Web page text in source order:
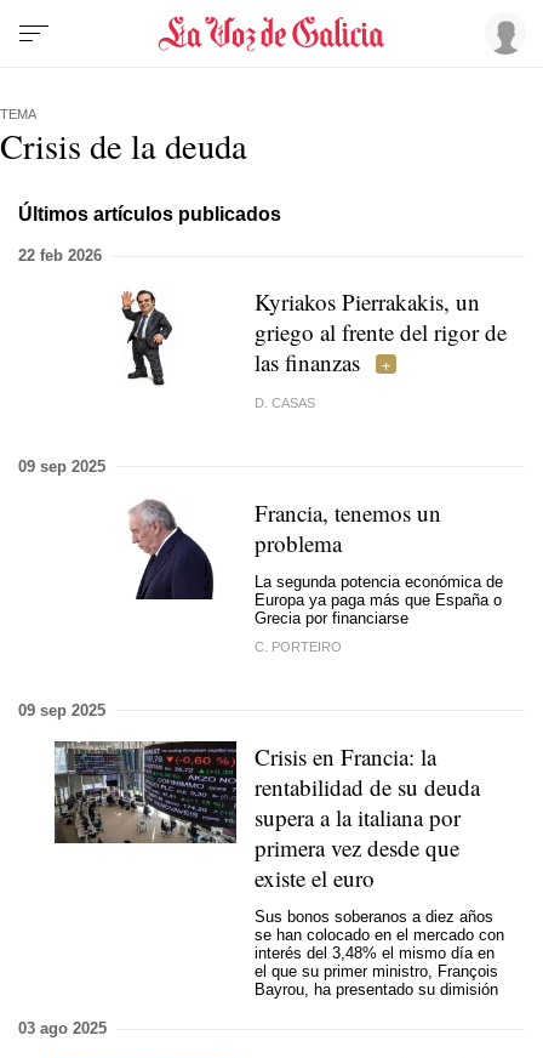
TEMA
Crisis de la deuda
Últimos artículos publicados
22 feb 2026
Kyriakos Pierrakakis, un
griego al frente del rigor de
las finanzas
D. CASAS
09 sep 2025
Francia, tenemos un
problema
La segunda potencia económica de
Europa ya paga más que España o
Grecia por financiarse
C. PORTEIRO
09 sep 2025
Crisis en Francia: la
rentabilidad de su deuda
supera a la italiana por
primera vez desde que
existe el euro
Sus bonos soberanos a diez años
se han colocado en el mercado con
interés del 3,48% el mismo día en
el que su primer ministro, François
Bayrou, ha presentado su dimisión
03 ago 2025